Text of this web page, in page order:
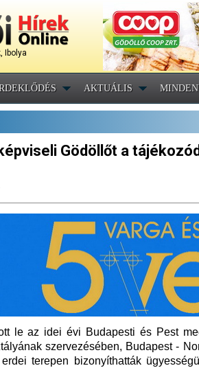
Ibolya
AKTUÁLIS
Gödöllőt a
le az idei évi Budapesti és Pest
szervezésében, Budapest -
terepen bizonyíthatták